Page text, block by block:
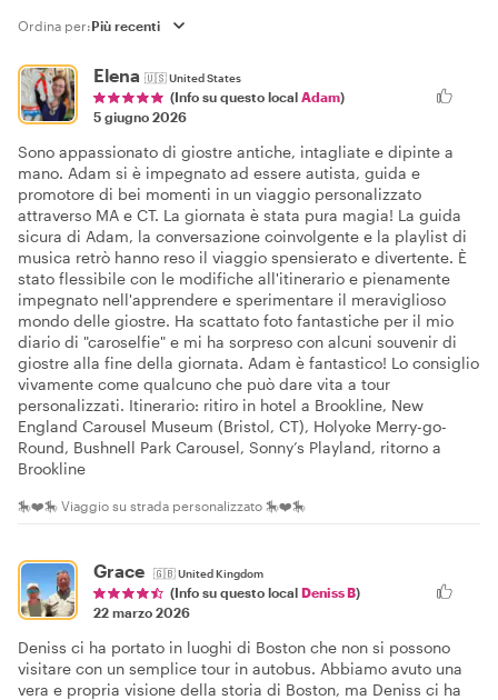
Ordina per:
Elena 🇺🇸United States
(Info su questo local Adam)
5 giugno 2026
Sono appassionato di giostre antiche, intagliate e dipinte a
mano. Adam si è impegnato ad essere autista, guida e
promotore di bei momenti in un viaggio personalizzato
attraverso MA e CT. La giornata è stata pura magia! La guida
sicura di Adam, la conversazione coinvolgente e la playlist di
musica retrò hanno reso il viaggio spensierato e divertente. È
stato flessibile con le modifiche all'itinerario e pienamente
impegnato nell'apprendere e sperimentare il meraviglioso
mondo delle giostre. Ha scattato foto fantastiche per il mio
diario di "caroselfie" e mi ha sorpreso con alcuni souvenir di
giostre alla fine della giornata. Adam è fantastico! Lo consiglio
vivamente come qualcuno che può dare vita a tour
personalizzati. Itinerario: ritiro in hotel a Brookline, New
England Carousel Museum (Bristol, CT), Holyoke Merry-go-
Round, Bushnell Park Carousel, Sonny’s Playland, ritorno a
Brookline
🎠❤️🎠 Viaggio su strada personalizzato 🎠❤️🎠
Grace 🇬🇧United Kingdom
(Info su questo local Deniss B)
22 marzo 2026
Deniss ci ha portato in luoghi di Boston che non si possono
visitare con un semplice tour in autobus. Abbiamo avuto una
vera e propria visione della storia di Boston, ma Deniss ci ha